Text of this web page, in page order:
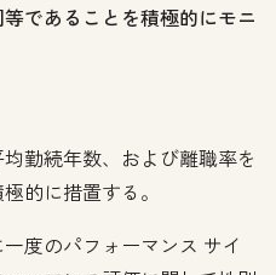
であることを積極的にモニ
勤続年数、および離職率を
的に措置する。
度のパフォーマンス サイ